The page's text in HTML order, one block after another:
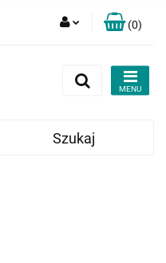
Zarejestruj się
Zgody cookies
(0)
Szukaj